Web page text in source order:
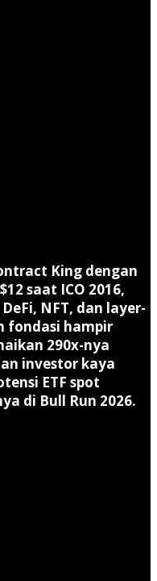
King dengan
saat ICO 2016,
NFT, dan layer-
fondasi hampir
290x-nya
investor kaya
ETF spot
di Bull Run 2026.